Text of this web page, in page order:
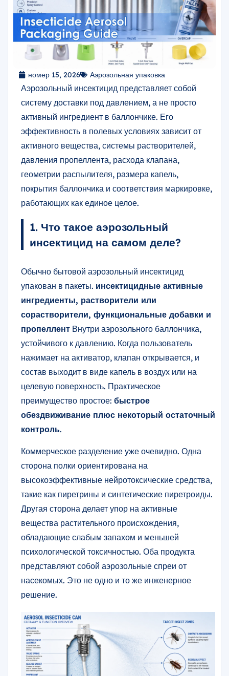
номер 15, 2026 Аэрозольная упаковка
Аэрозольный инсектицид представляет собой
систему доставки под давлением, а не просто
активный ингредиент в баллончике. Его
эффективность в полевых условиях зависит от
активного вещества, системы растворителей,
давления пропеллента, расхода клапана,
геометрии распылителя, размера капель,
покрытия баллончика и соответствия маркировке,
работающих как единое целое.
1. Что такое аэрозольный
инсектицид на самом деле?
Обычно бытовой аэрозольный инсектицид
упакован в пакеты. инсектицидные активные
ингредиенты, растворители или
сорастворители, функциональные добавки и
пропеллент Внутри аэрозольного баллончика,
устойчивого к давлению. Когда пользователь
нажимает на активатор, клапан открывается, и
состав выходит в виде капель в воздух или на
целевую поверхность. Практическое
преимущество простое: быстрое
обездвиживание плюс некоторый остаточный
контроль.
Коммерческое разделение уже очевидно. Одна
сторона полки ориентирована на
высокоэффективные нейротоксические средства,
такие как пиретрины и синтетические пиретроиды.
Другая сторона делает упор на активные
вещества растительного происхождения,
обладающие слабым запахом и меньшей
психологической токсичностью. Оба продукта
представляют собой аэрозольные спреи от
насекомых. Это не одно и то же инженерное
решение.